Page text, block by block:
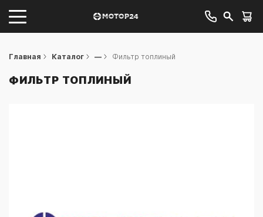
Главная Каталог — Фильтр топлиный
ФИЛЬТР ТОПЛИНЫЙ